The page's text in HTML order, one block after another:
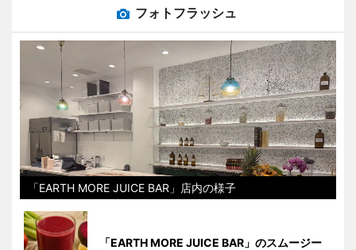
フォトフラッシュ
「EARTH MORE JUICE BAR」店内の様子
「EARTH MORE JUICE BAR」のスムージー